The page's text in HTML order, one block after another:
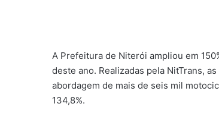
A Prefeitura de Niterói ampliou em
deste ano. Realizadas pela NitTrans,
abordagem de mais de seis mil
134,8%.